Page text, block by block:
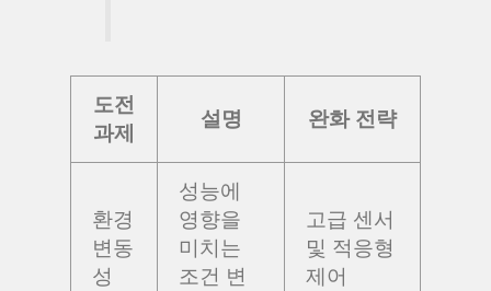
도전
과제
설명 완화 전략
환경
변동
성
성능에
영향을
미치는
조건 변
고급 센서
및 적응형
제어